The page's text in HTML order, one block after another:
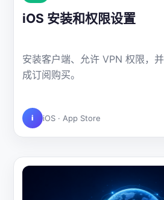
iOS 安装和权限设置
安装客户端、允许 VPN 权限，
成订阅购买。
i iOS · App Store